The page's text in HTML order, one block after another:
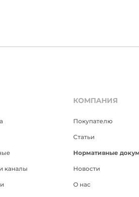
каналы
КОМПАНИЯ
Покупателю
Статьи
Нормативные
Новости
О нас